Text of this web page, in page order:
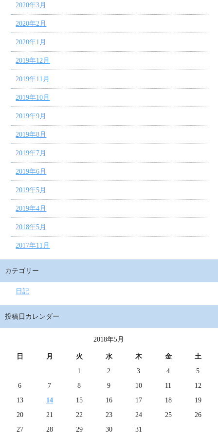
2020年3月
2020年2月
2020年1月
2019年12月
2019年11月
2019年10月
2019年9月
2019年8月
2019年7月
2019年6月
2019年5月
2019年4月
2018年5月
2017年11月
カテゴリー
日記
投稿日カレンダー
2018年5月
日 月 火 水 木 金
土
1
2 3 4
5
6
7 8 9 10 11
12
13
14 15 16 17 18
19
20
21 22 23 24 25
26
27
28 29 30 31